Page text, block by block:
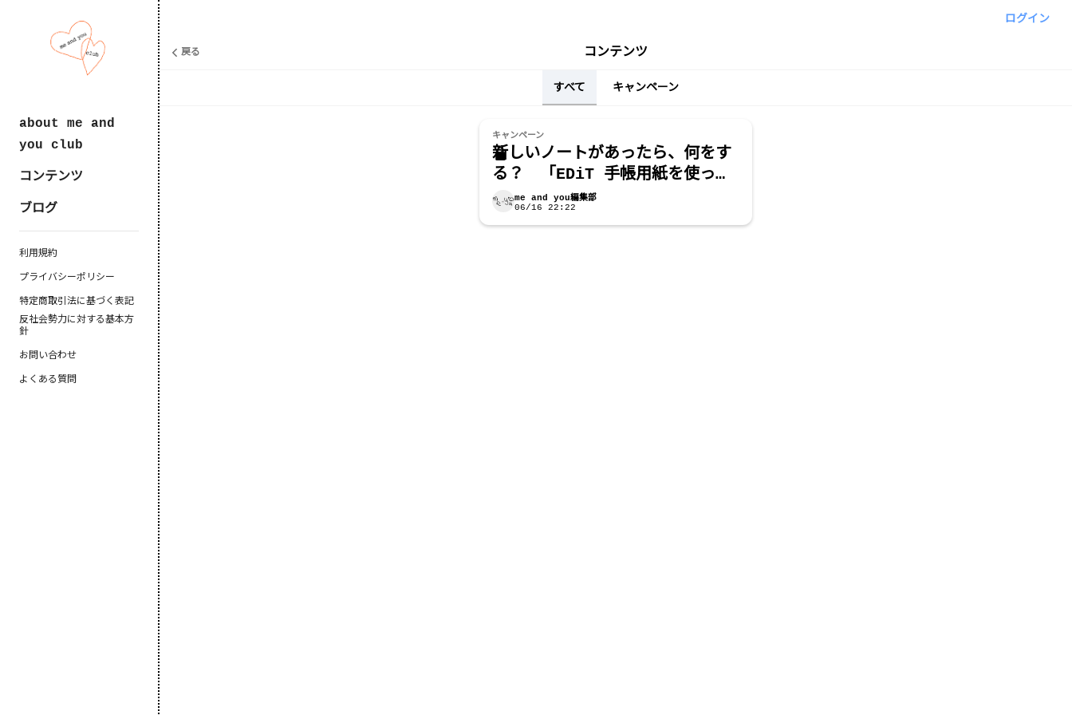
ログイン
about me and
you club
コンテンツ
ブログ
利用規約
プライバシーポリシー
特定商取引法に基づく表記
反社会勢力に対する基本方
針
お問い合わせ
よくある質問
戻る コンテンツ
すべて キャンペーン
キャンペーン
新しいノートがあったら、何をす
る？ 「EDiT 手帳用紙を使った
ノート」プレゼントキャンペーン
me and you編集部
06/16 22:22